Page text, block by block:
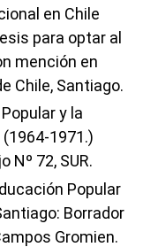
en Chile
para optar al
mención en
Chile, Santiago.
y la
1971.)
Nº 72, SUR.
Popular
Borrador
Gromien.